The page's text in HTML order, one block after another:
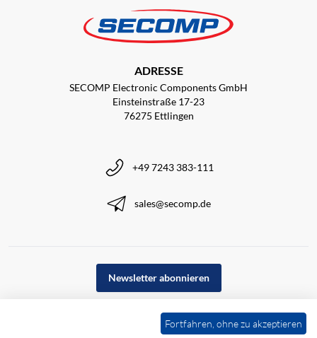
ADRESSE
SECOMP Electronic Components GmbH
Einsteinstraße 17-23
76275 Ettlingen
+49 7243 383-111
sales@secomp.de
Newsletter abonnieren
Fortfahren, ohne zu akzeptieren